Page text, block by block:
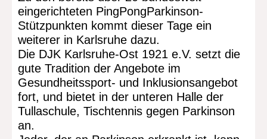
eingerichteten PingPongParkinson-
Stützpunkten kommt dieser Tage ein
weiterer in Karlsruhe dazu.
Die DJK Karlsruhe-Ost 1921 e.V. setzt die
gute Tradition der Angebote im
Gesundheitssport- und Inklusionsangebot
fort, und bietet in der unteren Halle der
Tullaschule, Tischtennis gegen Parkinson
an.